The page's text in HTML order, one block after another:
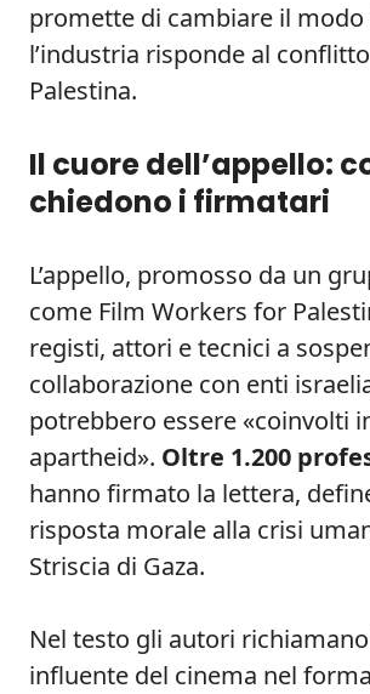
promette di cambiare il modo
l’industria risponde al
Palestina.
Il cuore dell’appello:
chiedono i firmatari
L’appello, promosso da un
come Film Workers for
registi, attori e tecnici a
collaborazione con enti
potrebbero essere «coinvolti
apartheid». Oltre 1.200
hanno firmato la lettera,
risposta morale alla crisi
Striscia di Gaza.
Nel testo gli autori
influente del cinema nel